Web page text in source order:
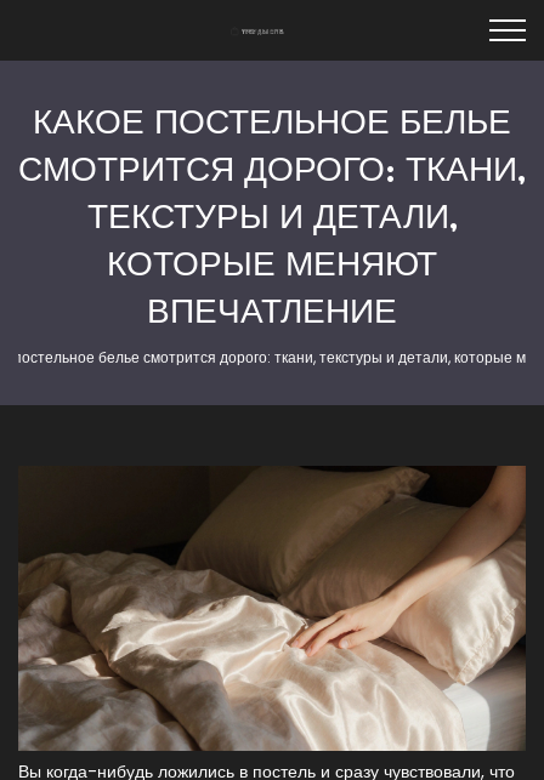
КАКОЕ ПОСТЕЛЬНОЕ БЕЛЬЕ
СМОТРИТСЯ ДОРОГО: ТКАНИ,
ТЕКСТУРЫ И ДЕТАЛИ,
КОТОРЫЕ МЕНЯЮТ
ВПЕЧАТЛЕНИЕ
постельное белье смотрится дорого: ткани, текстуры и детали, которые
Вы когда-нибудь ложились в постель и сразу чувствовали, что